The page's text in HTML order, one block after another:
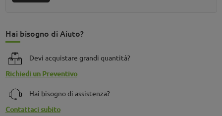
Hai bisogno di Aiuto?
Devi acquistare grandi quantità?
Richiedi un Preventivo
Hai bisogno di assistenza?
Contattaci subito